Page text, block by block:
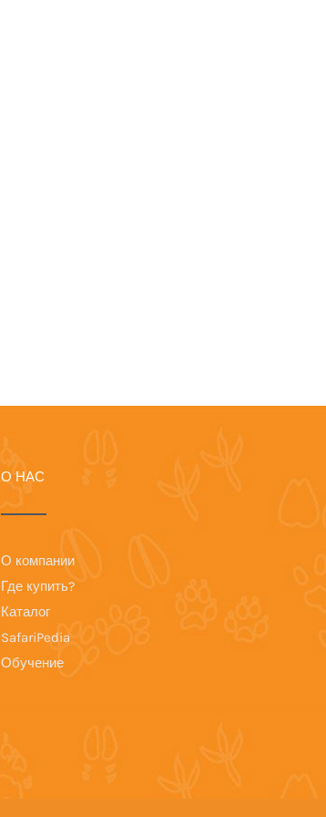
О НАС
О компании
Где купить?
Каталог
SafariPedia
Обучение